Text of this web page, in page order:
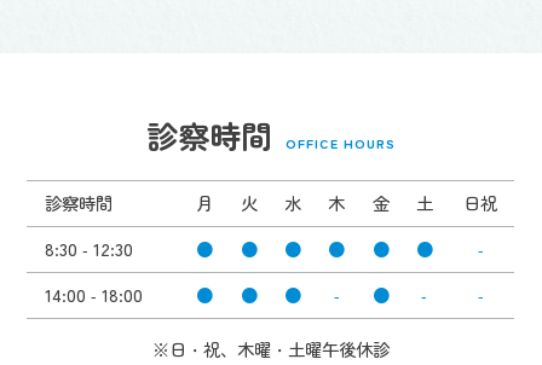
診察時間 OFFICE HOURS
診察時間 月 火 水 木 金 土
日祝
8:30 - 12:30
● ● ● ● ● ●
-
14:00 - 18:00
● ● ● - ● - -
※日・祝、木曜・土曜午後休診